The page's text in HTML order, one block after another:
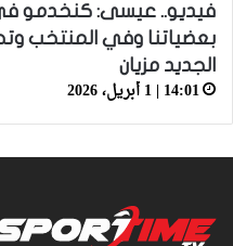
فيديو.. عيسى: كنخدمو في
بعضياتنا وفي المنتخب
الجديد مزيان
14:01 | 1 أبريل، 2026